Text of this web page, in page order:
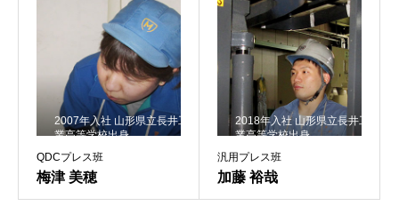
QDCプレス班
梅津 美穂
2007年入社 山形県立長井工
業高等学校出身
汎用プレス班
加藤 裕哉
2018年入社 山形県立長井工
業高等学校出身